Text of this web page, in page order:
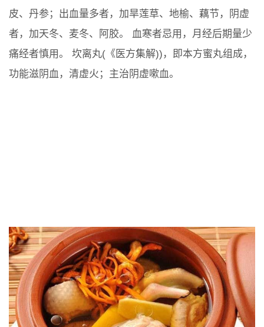
皮、丹参；出血量多者，加旱莲草、地榆、藕节，阴虚
者，加天冬、麦冬、阿胶。 血寒者忌用，月经后期量少
痛经者慎用。 坎离丸(《医方集解))，即本方蜜丸组成，
功能滋阴血，清虚火；主治阴虚嗽血。